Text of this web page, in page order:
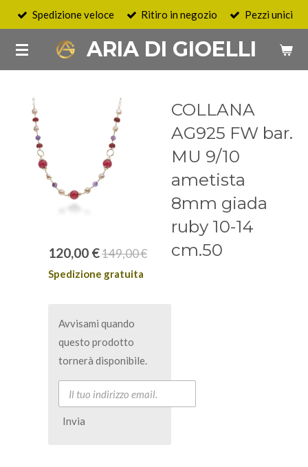
Vai
contenuto
principale
ARIA DI GIOELLI
Spedizione veloce Ritiro in negozio Pezzi unici
COLLANA
AG925 FW bar.
MU 9/10
ametista
8mm giada
ruby 10-14
cm.50
120,00 €149,00 €
Spedizione gratuita
Avvisami quando
questo prodotto
tornerà disponibile.
Invia